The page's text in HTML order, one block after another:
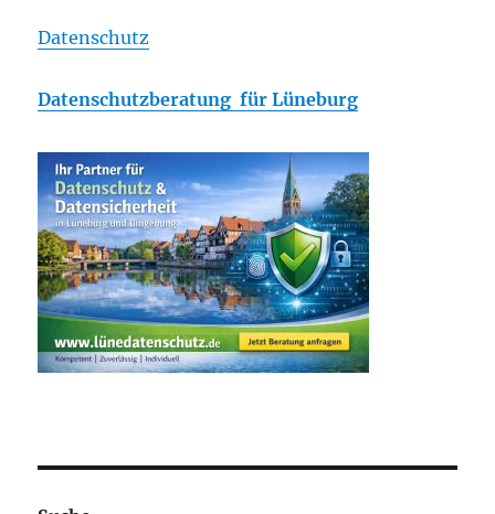
Datenschutz
Datenschutzberatung für Lüneburg